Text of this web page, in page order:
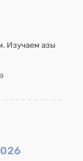
Изучаем азы